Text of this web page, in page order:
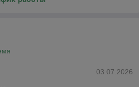
03.07.2026